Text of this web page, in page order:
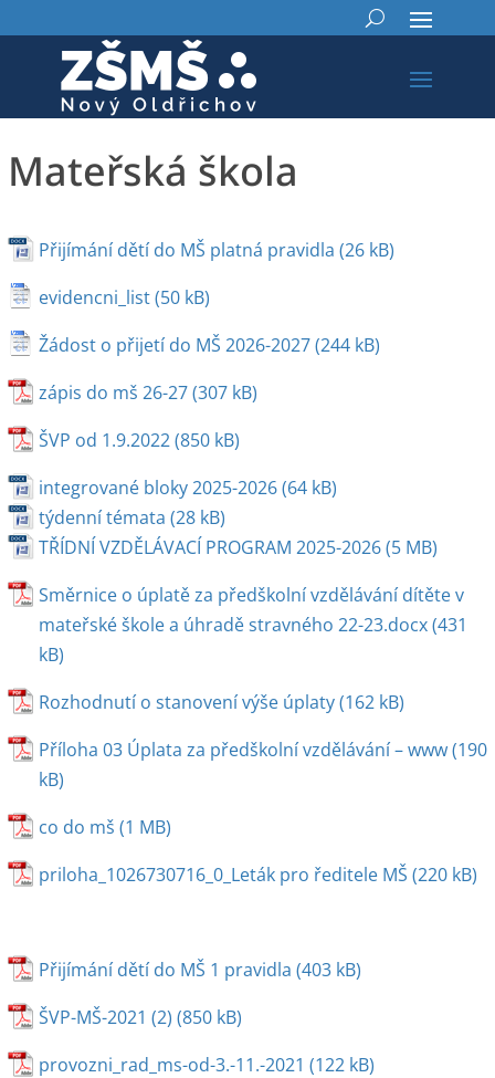
Mateřská škola
Přijímání dětí do MŠ platná pravidla
evidencni_list
Žádost o přijetí do MŠ 2026-2027
zápis do mš 26-27
ŠVP od 1.9.2022
integrované bloky 2025-2026
týdenní témata
TŘÍDNÍ VZDĚLÁVACÍ PROGRAM 2025-2026
Směrnice o úplatě za předškolní vzdělávání dítěte v
mateřské škole a úhradě stravného 22-23.docx
Rozhodnutí o stanovení výše úplaty
Příloha 03 Úplata za předškolní vzdělávání – www
co do mš
priloha_1026730716_0_Leták pro ředitele MŠ
Přijímání dětí do MŠ 1 pravidla
ŠVP-MŠ-2021 (2)
provozni_rad_ms-od-3.-11.-2021